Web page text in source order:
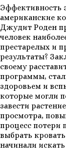
Эффективность
американские
Джудит Роден
человек
престарелых и
результаты?
своему
программы,
здоровьем и
которые могли
завести
просмотра,
процесс потери
выбрать
начинали